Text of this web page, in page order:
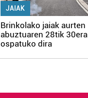
JAIAK
Brinkolako jaiak aurten
abuztuaren 28tik 30era
ospatuko dira